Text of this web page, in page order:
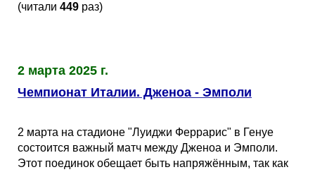
(читали 449 раз)
2 марта 2025 г.
Чемпионат Италии. Дженоа - Эмполи
2 марта на стадионе "Луиджи Феррарис" в Генуе
состоится важный матч между Дженоа и Эмполи.
Этот поединок обещает быть напряжённым, так как